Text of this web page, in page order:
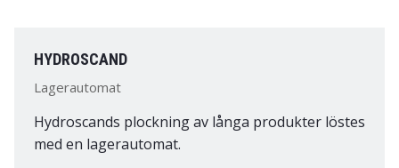
HYDROSCAND
Lagerautomat
Hydroscands plockning av långa produkter löstes
med en lagerautomat.